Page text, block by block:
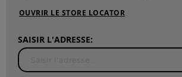
OUVRIR LE STORE LOCATOR
SAISIR L'ADRESSE: